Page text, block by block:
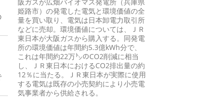
姫路市）の発電した電気と環境価値の全
量を買い取り、電気は日本卸電力取引所
などに売却。環境価値については、ＪＲ
東日本が大阪ガスから購入する。同発電
所の環境価値は年間約5.3億kWh分で、
これは年間約22万㌧のCO2削減に相当
し、ＪＲ東日本におけるCO2排出量の約
12％に当たる。ＪＲ東日本が実際に使用
する電気は既存の小売契約により小売電
気事業者から供給される。